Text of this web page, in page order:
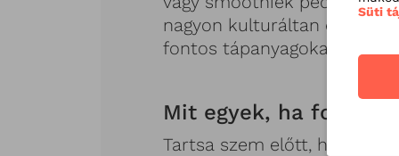
nagyon kulturáltan
fontos tápanyagokat adnak.
Mit egyek, ha folyton
Tartsa szem előtt, hogy
Süti